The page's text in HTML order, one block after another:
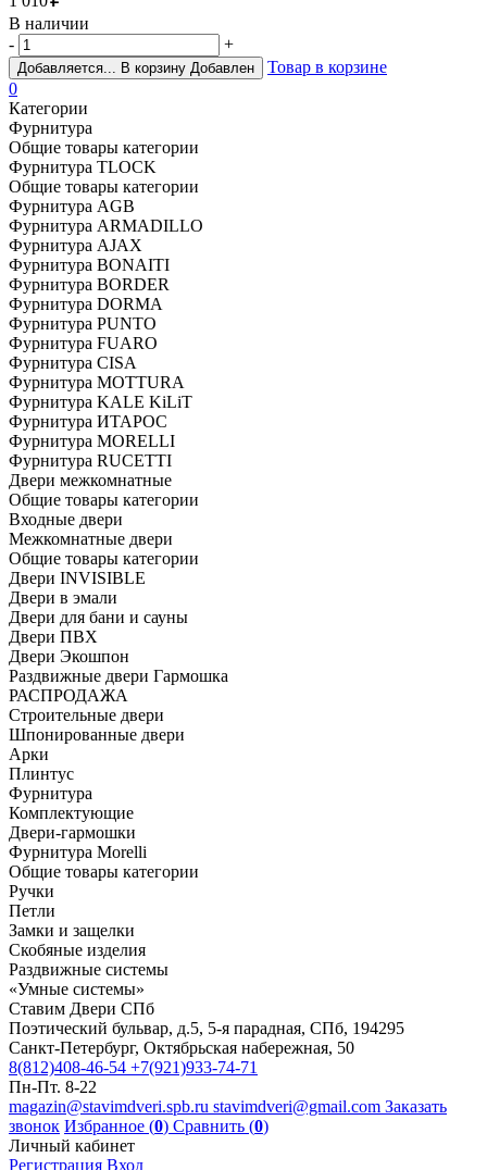
В наличии
-
+
Добавляется... В корзину Добавлен
Товар в корзине
0
Категории
Фурнитура
Общие товары категории
Фурнитура TLOCK
Общие товары категории
Фурнитура AGB
Фурнитура ARMADILLO
Фурнитура AJAX
Фурнитура BONAITI
Фурнитура BORDER
Фурнитура DORMA
Фурнитура PUNTO
Фурнитура FUARO
Фурнитура CISA
Фурнитура MOTTURA
Фурнитура KALE KiLiT
Фурнитура ИТАРОС
Фурнитура MORELLI
Фурнитура RUCETTI
Двери межкомнатные
Общие товары категории
Входные двери
Межкомнатные двери
Общие товары категории
Двери INVISIBLE
Двери в эмали
Двери для бани и сауны
Двери ПВХ
Двери Экошпон
Раздвижные двери Гармошка
РАСПРОДАЖА
Строительные двери
Шпонированные двери
Арки
Плинтус
Фурнитура
Комплектующие
Двери-гармошки
Фурнитура Morelli
Общие товары категории
Ручки
Петли
Замки и защелки
Скобяные изделия
Раздвижные системы
«Умные системы»
Ставим Двери СПб
Поэтический бульвар, д.5, 5-я парадная, СПб, 194295
Санкт-Петербург, Октябрьская набережная, 50
8(812)408-46-54 +7(921)933-74-71
Пн-Пт. 8-22
magazin@stavimdveri.spb.ru stavimdveri@gmail.com Заказать
звонок Избранное (0) Сравнить (0)
Личный кабинет
Регистрация Вход